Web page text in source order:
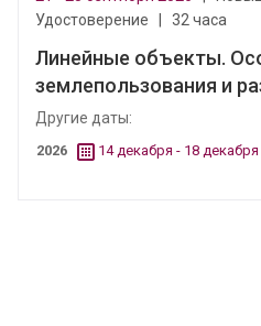
Удостоверение
32 часа
Линейные объекты.
землепользования и
Другие даты:
2026 14 декабря - 18